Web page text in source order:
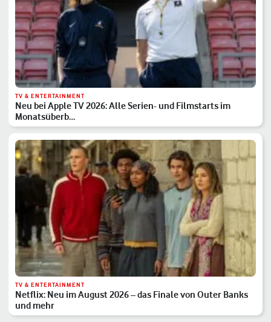
TV & ENTERTAINMENT
Neu bei Apple TV 2026: Alle Serien- und Filmstarts im
Monatsüberb…
TV & ENTERTAINMENT
Netflix: Neu im August 2026 – das Finale von Outer Banks
und mehr